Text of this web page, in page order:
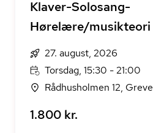
Klaver-Solosang-
Hørelære/musikteori
27. august, 2026
Torsdag, 15:30 - 21:00
Rådhusholmen 12, Greve
1.800 kr.